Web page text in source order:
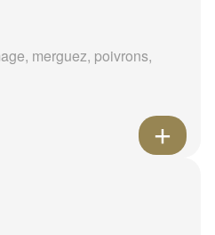
merguez, poivrons,